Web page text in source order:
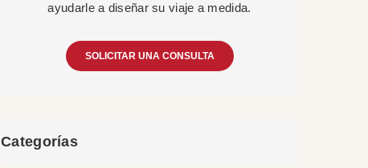
ayudarle a diseñar su viaje a medida.
SOLICITAR UNA CONSULTA
Categorías